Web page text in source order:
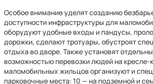
Особое внимание уделят созданию
доступности инфраструктуры для
оборудуют удобные входы и пандусы,
дорожки, сделают тротуары, обустроят
отдыха во дворе. Также установят
возможностью перевозки людей на кресле-
маломобильных жильцов организуют и
парковочные места: 10 — на подземной и